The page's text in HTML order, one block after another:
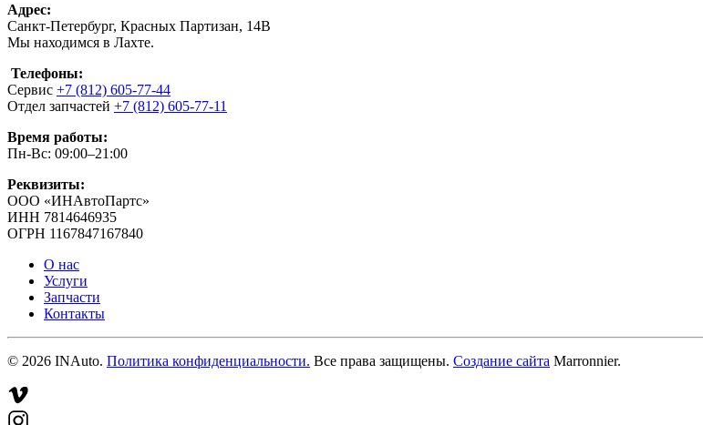
Адрес:
Санкт-Петербург, Красных Партизан, 14В
Мы находимся в Лахте.
Телефоны:
Сервис +7 (812) 605-77-44
Отдел запчастей +7 (812) 605-77-11
Время работы:
Пн-Вс: 09:00–21:00
Реквизиты:
ООО «ИНАвтоПартс»
ИНН 7814646935
ОГРН 1167847167840
О нас
Услуги
Запчасти
Контакты
© 2026 INAuto. Политика конфиденциальности. Все права защищены. Создание сайта Marronnier.